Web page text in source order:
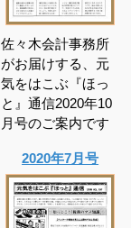
佐々木会計事務所
がお届けする、元
気をはこぶ『ほっ
と』通信2020年10
月号のご案内です
2020年7月号